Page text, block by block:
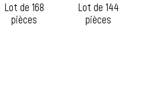
Lot de 168
pièces
Lot de 144
pièces